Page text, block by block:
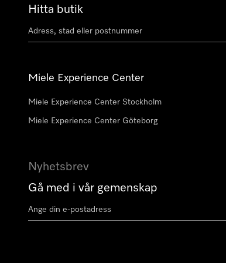
Hitta butik
Miele Experience Center
Miele Experience Center Stockholm
Miele Experience Center Göteborg
Nyhetsbrev
Gå med i vår gemenskap